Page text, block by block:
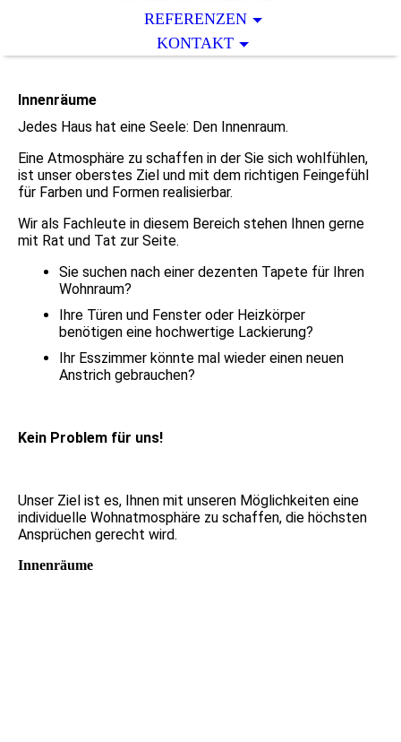
REFERENZEN
KONTAKT
Innenräume
Jedes Haus hat eine Seele: Den Innenraum.
Eine Atmosphäre zu schaffen in der Sie sich wohlfühlen,
ist unser oberstes Ziel und mit dem richtigen Feingefühl
für Farben und Formen realisierbar.
Wir als Fachleute in diesem Bereich stehen Ihnen gerne
mit Rat und Tat zur Seite.
Sie suchen nach einer dezenten Tapete für Ihren
Wohnraum?
Ihre Türen und Fenster oder Heizkörper
benötigen eine hochwertige Lackierung?
Ihr Esszimmer könnte mal wieder einen neuen
Anstrich gebrauchen?
Kein Problem für uns!
Unser Ziel ist es, Ihnen mit unseren Möglichkeiten eine
individuelle Wohnatmosphäre zu schaffen, die höchsten
Ansprüchen gerecht wird.
Innenräume